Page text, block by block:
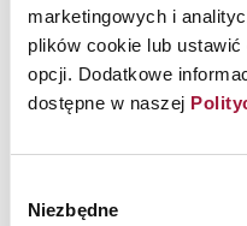
marketingowych i
plików cookie lub
opcji. Dodatkowe
dostępne w naszej
zgody
Niezbędne
ZAWSZE
ZAPISZ
podawanych w